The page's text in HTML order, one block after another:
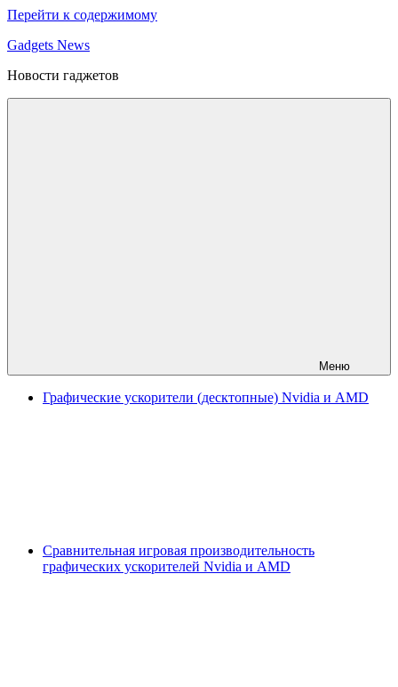
Перейти к содержимому
Gadgets News
Новости гаджетов
Меню
Графические ускорители (десктопные) Nvidia и AMD
Сравнительная игровая производительность
графических ускорителей Nvidia и AMD